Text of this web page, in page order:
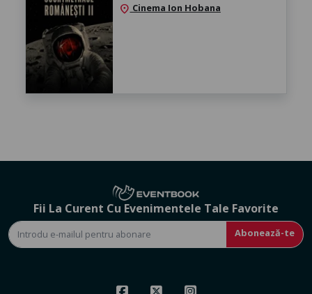
location_on Cinema Ion Hobana
Fii La Curent Cu Evenimentele Tale Favorite
Abonează-te